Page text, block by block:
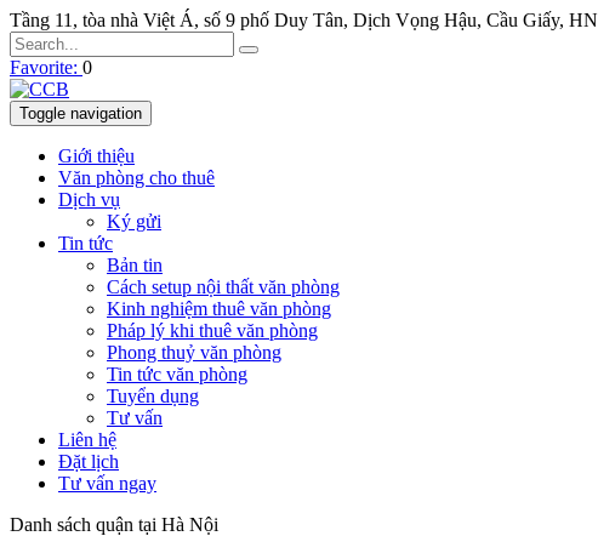
Tầng 11, tòa nhà Việt Á, số 9 phố Duy Tân, Dịch Vọng Hậu, Cầu Giấy, HN
Favorite: 0
Toggle navigation
Giới thiệu
Văn phòng cho thuê
Dịch vụ
Ký gửi
Tin tức
Bản tin
Cách setup nội thất văn phòng
Kinh nghiệm thuê văn phòng
Pháp lý khi thuê văn phòng
Phong thuỷ văn phòng
Tin tức văn phòng
Tuyển dụng
Tư vấn
Liên hệ
Đặt lịch
Tư vấn ngay
Danh sách quận tại Hà Nội